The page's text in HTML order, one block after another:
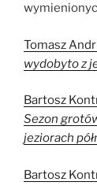
Tomasz
wydobyto z
Bartosz
Sezon
jeziorach
Bartosz